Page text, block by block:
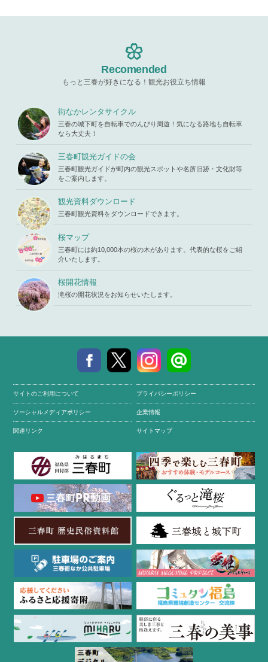
parts/picu
p.phpon li
ne19
up.phpon l
iharukoma.
com/public
_html/wp-c
ontent/the
mes/mihar
u/template-
parts/picu
p.phpon li
ne19
ma.com/pu
ttempt to re
ad property
"ID" on null
in/home/x
iharukoma.
com/public
_html/wp-c
ontent/the
mes/mihar
u/template-
parts/picu
p.phpon li
ne 19
Recomended
もっと三春が好きになる！観光お役立ち情報
街なかレンタサイクル
三春の城下町を自転車でのんびり周遊！気になる路地も自転車
なら大丈夫！
三春町観光ガイドの会
三春町観光ガイドが町内の観光スポットや名所旧跡・文化財等
をご案内します。
観光資料ダウンロード
三春町観光資料をダウンロードできます。
桜マップ
三春町には約10,000本の桜の木があります。代表的な桜をご紹
介いたします。
桜開花情報
滝桜の開花状況をお知らせいたします。
サイトのご利用について プライバシーポリシー
ソーシャルメディアポリシー 企業情報
関連リンク サイトマップ